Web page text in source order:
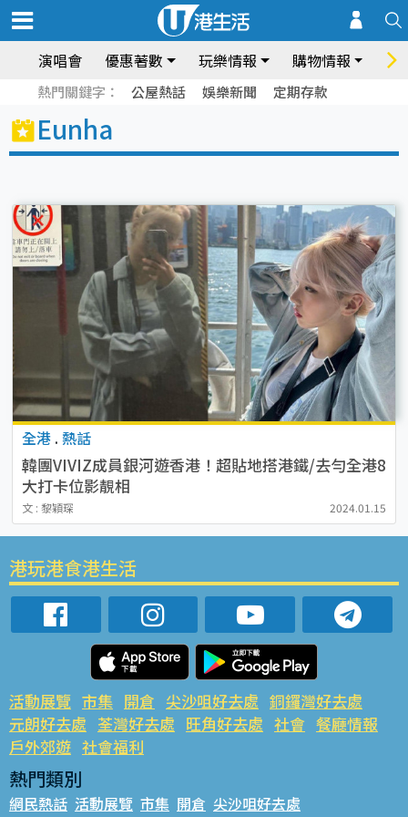
演唱會 優惠著數 玩樂情報 購物情報 飲
熱門關鍵字： 公屋熱話 娛樂新聞 定期存款
Eunha
全港 . 熱話
韓團VIVIZ成員銀河遊香港！超貼地搭港鐵/去勻全港8
大打卡位影靚相
文 : 黎穎琛 2024.01.15
港玩港食港生活
活動展覽 市集 開倉 尖沙咀好去處 銅鑼灣好去處
元朗好去處 荃灣好去處 旺角好去處 社會 餐廳情報
戶外郊遊 社會福利
熱門類別
網民熱話 活動展覽 市集 開倉 尖沙咀好去處